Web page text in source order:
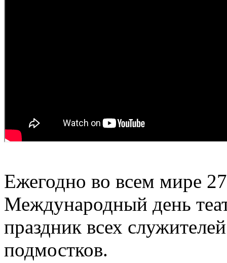
Ежегодно во всем мире
Международный день
праздник всех
подмостков.